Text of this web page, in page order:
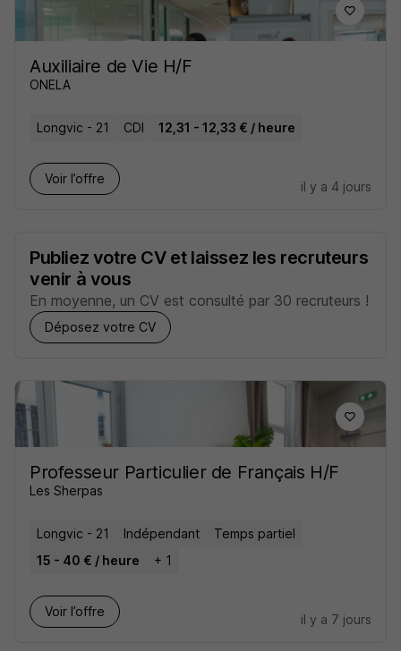
Auxiliaire de Vie H/F
ONELA
Longvic - 21 CDI 12,31 - 12,33 € / heure
Voir l’offre
il y a 4 jours
Publiez votre CV et laissez les recruteurs
venir à vous
En moyenne, un CV est consulté par 30 recruteurs !
Déposez votre CV
Professeur Particulier de Français H/F
Les Sherpas
Longvic - 21 Indépendant
Temps partiel
15 - 40 € / heure
+ 1
Voir l’offre
il y a 7 jours